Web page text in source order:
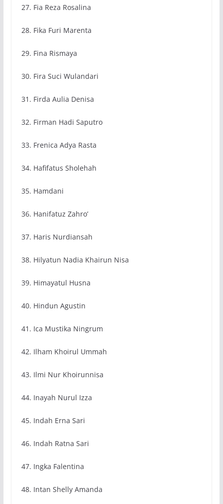
27. Fia Reza Rosalina
28. Fika Furi Marenta
29. Fina Rismaya
30. Fira Suci Wulandari
31. Firda Aulia Denisa
32. Firman Hadi Saputro
33. Frenica Adya Rasta
34. Hafifatus Sholehah
35. Hamdani
36. Hanifatuz Zahro’
37. Haris Nurdiansah
38. Hilyatun Nadia Khairun Nisa
39. Himayatul Husna
40. Hindun Agustin
41. Ica Mustika Ningrum
42. Ilham Khoirul Ummah
43. Ilmi Nur Khoirunnisa
44. Inayah Nurul Izza
45. Indah Erna Sari
46. Indah Ratna Sari
47. Ingka Falentina
48. Intan Shelly Amanda